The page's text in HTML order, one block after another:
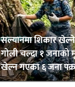
सल्यानमा शिकार
गोली चल्दा १ जनाको
खेल्न गएका ६ जना